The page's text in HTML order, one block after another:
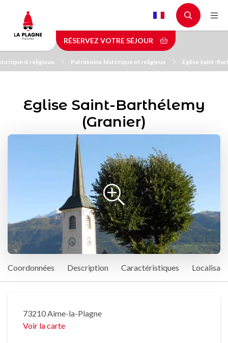
contenu
principal
RÉSERVEZ VOTRE SÉJOUR
& religieux Patrimoine historique et religieux Eglise Saint-
Eglise Saint-Barthélemy
(Granier)
Coordonnées Description Caractéristiques
73210 Aime-la-Plagne
Voir la carte